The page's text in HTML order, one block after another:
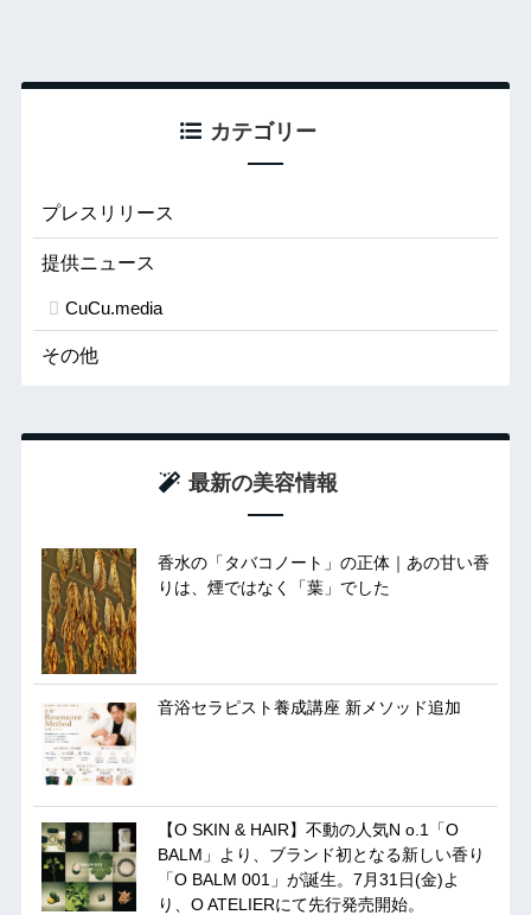
カテゴリー
プレスリリース
提供ニュース
CuCu.media
その他
最新の美容情報
香水の「タバコノート」の正体｜あの甘い香
りは、煙ではなく「葉」でした
音浴セラピスト養成講座 新メソッド追加
【O SKIN & HAIR】不動の人気N o.1「O
BALM」より、ブランド初となる新しい香り
「O BALM 001」が誕生。7月31日(金)よ
り、O ATELIERにて先行発売開始。